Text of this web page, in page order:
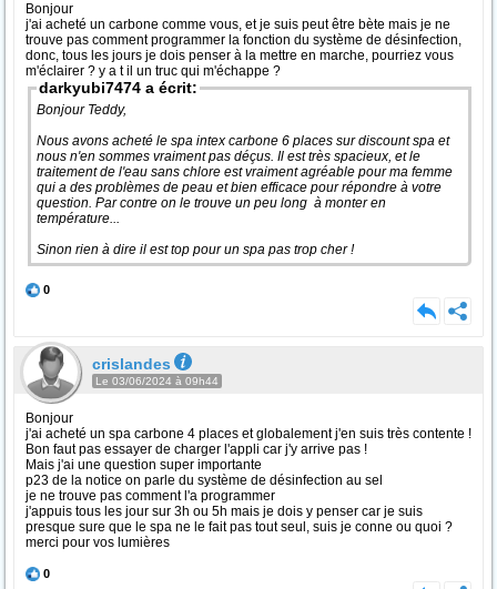
Bonjour
j'ai acheté un carbone comme vous, et je suis peut être bète mais je ne
trouve pas comment programmer la fonction du système de désinfection,
donc, tous les jours je dois penser à la mettre en marche, pourriez vous
m'éclairer ? y a t il un truc qui m'échappe ?
darkyubi7474 a écrit:
Bonjour Teddy,
Nous avons acheté le spa intex carbone 6 places sur discount spa et
nous n'en sommes vraiment pas déçus. Il est très spacieux, et le
traitement de l'eau sans chlore est vraiment agréable pour ma femme
qui a des problèmes de peau et bien efficace pour répondre à votre
question. Par contre on le trouve un peu long à monter en
température...
Sinon rien à dire il est top pour un spa pas trop cher !
0
crislandes
Le 03/06/2024 à 09h44
Bonjour
j'ai acheté un spa carbone 4 places et globalement j'en suis très contente !
Bon faut pas essayer de charger l'appli car j'y arrive pas !
Mais j'ai une question super importante
p23 de la notice on parle du système de désinfection au sel
je ne trouve pas comment l'a programmer
j'appuis tous les jour sur 3h ou 5h mais je dois y penser car je suis
presque sure que le spa ne le fait pas tout seul, suis je conne ou quoi ?
merci pour vos lumières
0